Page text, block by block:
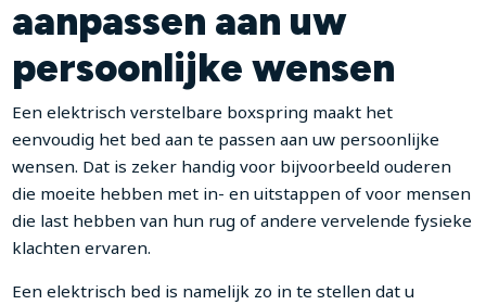
aanpassen aan uw
persoonlijke wensen
Een elektrisch verstelbare boxspring maakt het
eenvoudig het bed aan te passen aan uw persoonlijke
wensen. Dat is zeker handig voor bijvoorbeeld ouderen
die moeite hebben met in- en uitstappen of voor mensen
die last hebben van hun rug of andere vervelende fysieke
klachten ervaren.
Een elektrisch bed is namelijk zo in te stellen dat u